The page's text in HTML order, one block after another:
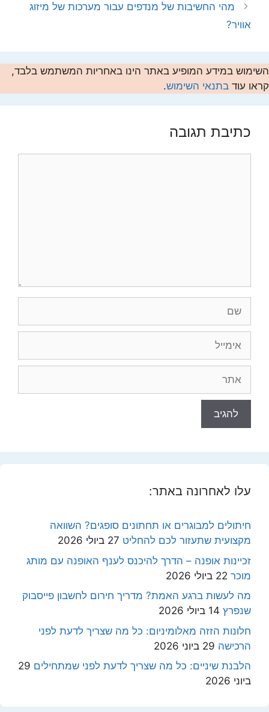
מהי החשיבות של מנדפים עבור מערכות של מיזוג
אוויר?
השימוש במידע המופיע באתר הינו באחריות המשתמש בלבד,
קראו עוד בתנאי השימוש.
כתיבת תגובה
עלו לאחרונה באתר:
חיתולים למבוגרים או תחתונים סופגים? השוואה
מקצועית שתעזור לכם להחליט 27 ביולי 2026
זכיינות אופנה – הדרך להיכנס לענף האופנה עם מותג
מוכר 22 ביולי 2026
מה לעשות ברגע האמת? מדריך חירום לחשבון פייסבוק
שנפרץ 14 ביולי 2026
חלונות הזזה מאלומיניום: כל מה שצריך לדעת לפני
הרכישה 29 ביוני 2026
הלבנת שיניים: כל מה שצריך לדעת לפני שמתחילים 29
ביוני 2026